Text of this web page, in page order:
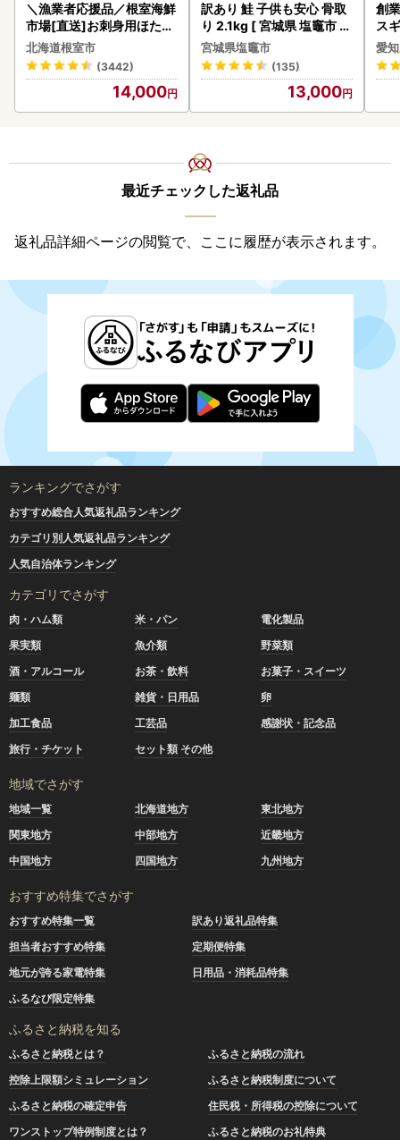
＼漁業者応援品／根室海鮮
市場[直送]お刺身用ほたて
貝柱500g A-28002
北海道根室市
(3442)
14,000
訳あり 鮭 子供も安心 骨取
り 2.1kg [ 宮城県 塩竈市 ]
鮭
宮城県塩竈市
(135)
13,000
創
ス
み
惣
ン
愛
最近チェックした返礼品
返礼品詳細ページの閲覧で、ここに履歴が表示されます。
ランキングでさがす
おすすめ総合人気返礼品ランキング
カテゴリ別人気返礼品ランキング
人気自治体ランキング
カテゴリでさがす
肉・ハム類 米・パン
電化製品
果実類
魚介類
野菜類
酒・アルコール
お茶・飲料
お菓子・スイーツ
麺類
雑貨・日用品
卵
加工食品
工芸品
感謝状・記念品
旅行・チケット
セット類 その他
地域でさがす
地域一覧 北海道地方
東北地方
関東地方
中部地方
近畿地方
中国地方
四国地方 九州地方
おすすめ特集でさがす
おすすめ特集一覧
訳あり返礼品特集
担当者おすすめ特集
定期便特集
地元が誇る家電特集
日用品・消耗品特集
ふるなび限定特集
ふるさと納税を知る
ふるさと納税とは？
ふるさと納税の流れ
控除上限額シミュレーション
ふるさと納税制度について
ふるさと納税の確定申告
住民税・所得税の控除について
ワンストップ特例制度とは？
ふるさと納税のお礼特典